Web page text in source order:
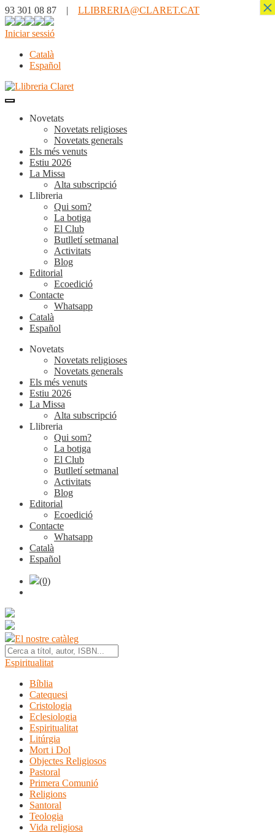
93 301 08 87 | LLIBRERIA@CLARET.CAT
Iniciar sessió
Català
Español
Novetats
Novetats religioses
Novetats generals
Els més venuts
Estiu 2026
La Missa
Alta subscripció
Llibreria
Qui som?
La botiga
El Club
Butlletí setmanal
Activitats
Blog
Editorial
Ecoedició
Contacte
Whatsapp
Català
Español
Novetats
Novetats religioses
Novetats generals
Els més venuts
Estiu 2026
La Missa
Alta subscripció
Llibreria
Qui som?
La botiga
El Club
Butlletí setmanal
Activitats
Blog
Editorial
Ecoedició
Contacte
Whatsapp
Català
Español
(0)
El nostre catàleg
Espiritualitat
Bíblia
Catequesi
Cristologia
Eclesiologia
Espiritualitat
Litúrgia
Mort i Dol
Objectes Religiosos
Pastoral
Primera Comunió
Religions
Santoral
Teologia
Vida religiosa
×